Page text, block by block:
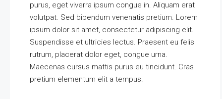
purus, eget viverra ipsum congue in. Aliquam erat
volutpat. Sed bibendum venenatis pretium. Lorem
ipsum dolor sit amet, consectetur adipiscing elit.
Suspendisse et ultricies lectus. Praesent eu felis
rutrum, placerat dolor eget, congue urna.
Maecenas cursus mattis purus eu tincidunt. Cras
pretium elementum elit a tempus.